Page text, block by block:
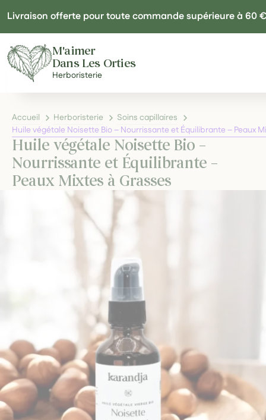
Livraison offerte pour toute commande supérieure à 60 €
M'aimer
Dans Les Orties
Herboristerie
Accueil Herboristerie
Soins capillaires
Huile végétale Noisette Bio – Nourrissante et Équilibrante – Peaux
Huile végétale Noisette Bio –
Nourrissante et Équilibrante –
Peaux Mixtes à Grasses